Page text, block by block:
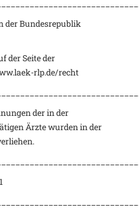
der Bundesrepublik
der Seite der
rlp.de/recht
der in der
Ärzte wurden in der